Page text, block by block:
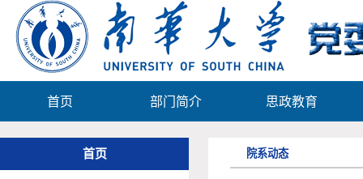
首页 部门简介 思政教育
首页 院系动态